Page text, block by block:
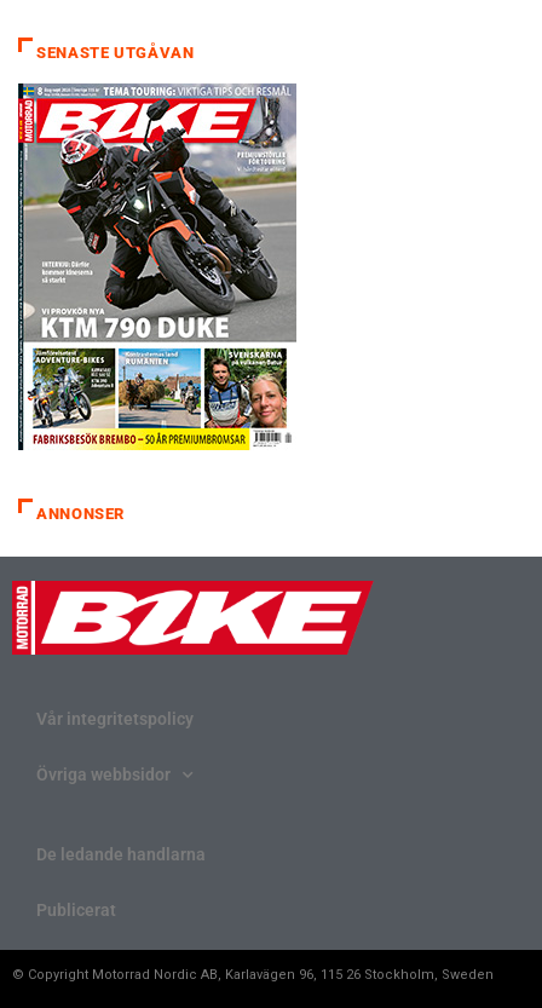
SENASTE UTGÅVAN
ANNONSER
Vår integritetspolicy
Övriga webbsidor
De ledande handlarna
Publicerat
© Copyright Motorrad Nordic AB, Karlavägen 96, 115 26 Stockholm, Sweden